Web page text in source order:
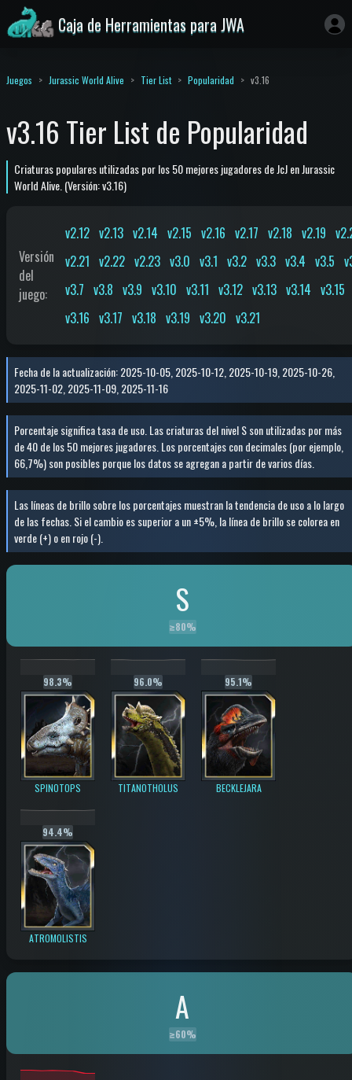
Caja de Herramientas para JWA
Juegos Jurassic World Alive Tier List Popularidad v3.16
v3.16 Tier List de Popularidad
Criaturas populares utilizadas por los 50 mejores jugadores de JcJ en Jurassic
World Alive. (Versión: v3.16)
Versión
del
juego:
v2.12 v2.13 v2.14 v2.15 v2.16 v2.17 v2.18 v2.19
v2.21 v2.22 v2.23 v3.0 v3.1 v3.2 v3.3 v3.4 v3.5
v3.7 v3.8 v3.9 v3.10 v3.11 v3.12 v3.13 v3.14 v3.15
v3.16 v3.17 v3.18 v3.19 v3.20 v3.21
Fecha de la actualización:2025-10-05, 2025-10-12, 2025-10-19, 2025-10-26,
2025-11-02, 2025-11-09, 2025-11-16
Porcentaje significa tasa de uso. Las criaturas del nivel S son utilizadas por más
de 40 de los 50 mejores jugadores. Los porcentajes con decimales (por ejemplo,
66,7%) son posibles porque los datos se agregan a partir de varios días.
Las líneas de brillo sobre los porcentajes muestran la tendencia de uso a lo largo
de las fechas. Si el cambio es superior a un ±5%, la línea de brillo se colorea en
verde (+) o en rojo (-).
S
≥80%
98.3%
SPINOTOPS
96.0%
TITANOTHOLUS
95.1%
BECKLEJARA
94.4%
ATROMOLISTIS
A
≥60%